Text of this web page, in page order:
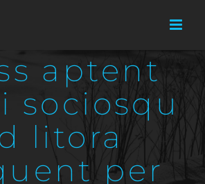
aptent
sociosqu
litora
per